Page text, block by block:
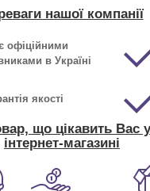
нашої компанії
офіційними
в Україні
якості
що цікавить Вас
інтернет-магазині